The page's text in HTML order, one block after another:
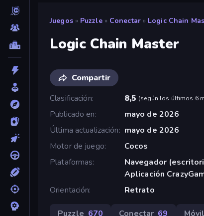
Juegos » Puzzle » Conectar » Logic Chain
Logic Chain Master
Compartir
Clasificación
8,5 (según los últimos 6
Publicado en
mayo de 2026
Última actualización
mayo de 2026
Motor de juego
Cocos
Plataformas
Navegador
Aplicación
Orientación
Retrato
Puzzle 670 Conectar 69